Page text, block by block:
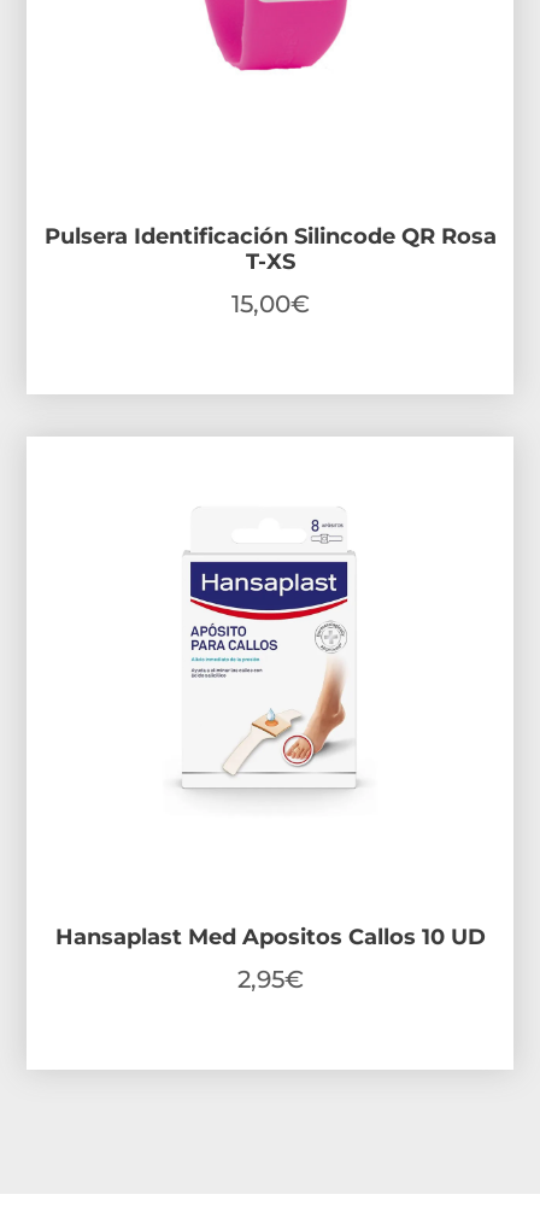
Pulsera Identificación Silincode QR Rosa
T-XS
15,00€
Hansaplast Med Apositos Callos 10 UD
2,95€